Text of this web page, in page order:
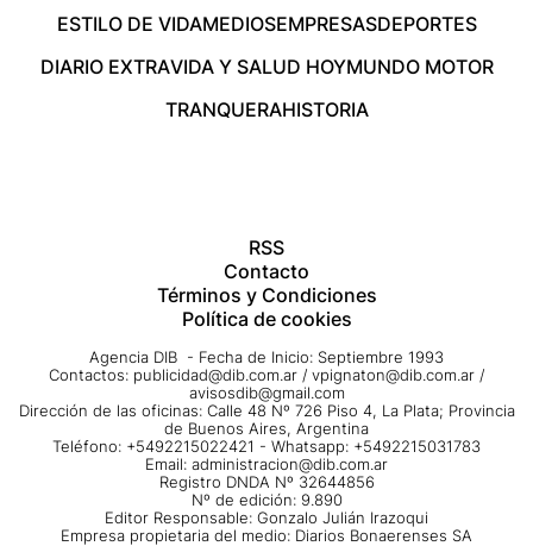
ESTILO DE VIDAMEDIOSEMPRESASDEPORTES
DIARIO EXTRAVIDA Y SALUD HOYMUNDO MOTOR
TRANQUERAHISTORIA
RSS
Contacto
Términos y Condiciones
Política de cookies
Agencia DIB - Fecha de Inicio: Septiembre 1993
Contactos: publicidad@dib.com.ar / vpignaton@dib.com.ar /
avisosdib@gmail.com
Dirección de las oficinas: Calle 48 Nº 726 Piso 4, La Plata; Provincia
de Buenos Aires, Argentina
Teléfono: +5492215022421 - Whatsapp: +5492215031783
Email: administracion@dib.com.ar
Registro DNDA Nº 32644856
Nº de edición: 9.890
Editor Responsable: Gonzalo Julián Irazoqui
Empresa propietaria del medio: Diarios Bonaerenses SA